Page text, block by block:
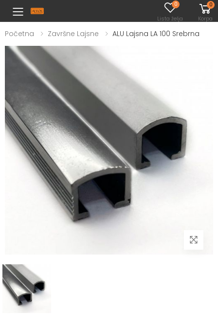
Toggle mobile menu
0
Lista želja
0
Korpa
Početna Završne Lajsne ALU Lajsna LA 100 Srebrna